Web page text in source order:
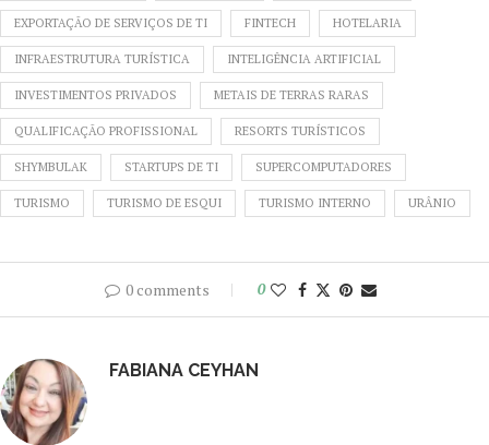
EXPORTAÇÃO DE SERVIÇOS DE TI FINTECH HOTELARIA
INFRAESTRUTURA TURÍSTICA INTELIGÊNCIA ARTIFICIAL
INVESTIMENTOS PRIVADOS METAIS DE TERRAS RARAS
QUALIFICAÇÃO PROFISSIONAL RESORTS TURÍSTICOS
SHYMBULAK STARTUPS DE TI SUPERCOMPUTADORES
TURISMO TURISMO DE ESQUI TURISMO INTERNO URÂNIO
0 comments 0
FABIANA CEYHAN